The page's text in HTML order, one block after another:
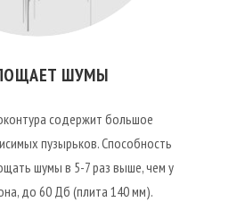
ШУМЫ
содержит большое
пузырьков. Способность
шумы в 5-7 раз выше, чем у
до 60 Дб (плита 140 мм).